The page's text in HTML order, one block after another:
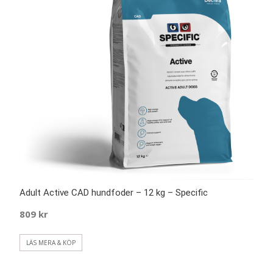
Adult Active CAD hundfoder – 12 kg – Specific
809 kr
LÄS MERA & KÖP